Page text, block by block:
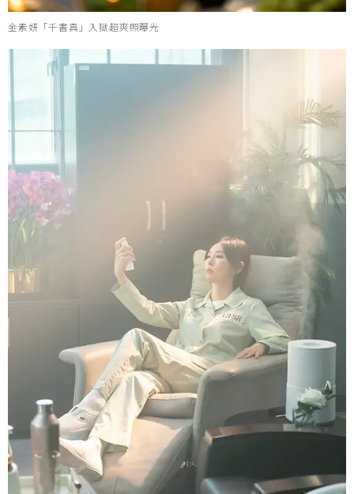
金素妍「千書真」入獄超爽照曝光